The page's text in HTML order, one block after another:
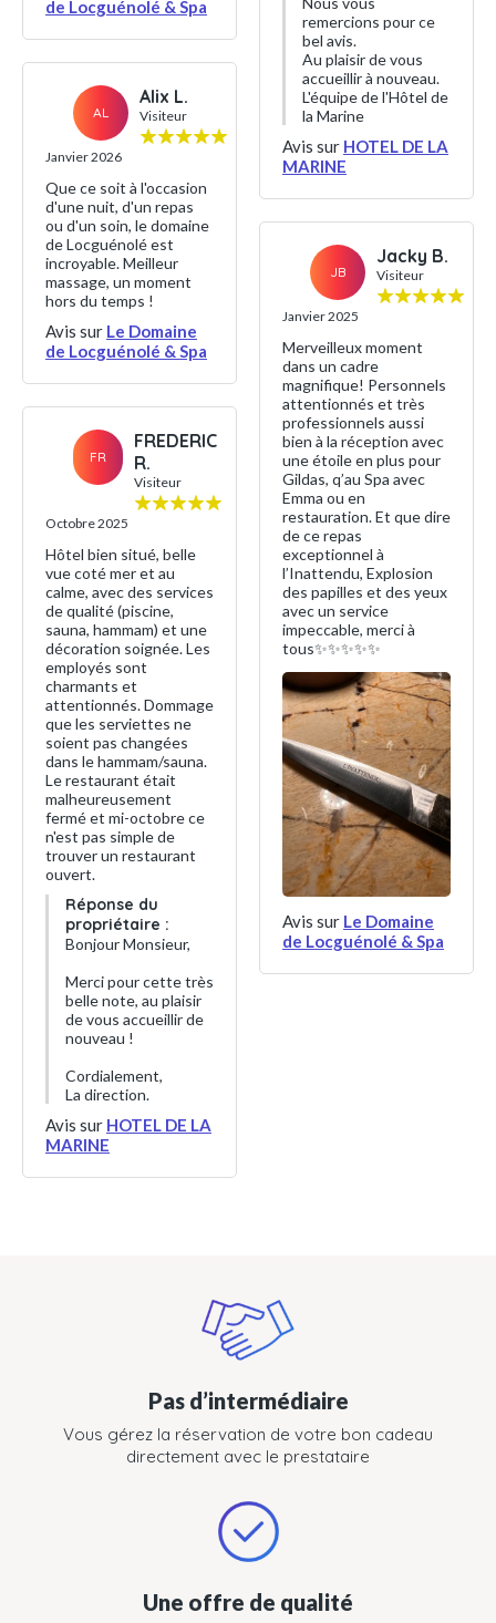
de Locguénolé & Spa
AL
Alix L.
Visiteur
Janvier 2026
Que ce soit à l'occasion
d'une nuit, d'un repas
ou d'un soin, le domaine
de Locguénolé est
incroyable. Meilleur
massage, un moment
hors du temps !
Avis sur Le Domaine
de Locguénolé & Spa
FR
FREDERIC
R.
Visiteur
Octobre 2025
Hôtel bien situé, belle
vue coté mer et au
calme, avec des services
de qualité (piscine,
sauna, hammam) et une
décoration soignée. Les
employés sont
charmants et
attentionnés. Dommage
que les serviettes ne
soient pas changées
dans le hammam/sauna.
Le restaurant était
malheureusement
fermé et mi-octobre ce
n'est pas simple de
trouver un restaurant
ouvert.
Réponse du
propriétaire :
Bonjour Monsieur,
Merci pour cette très
belle note, au plaisir
de vous accueillir de
nouveau !
Cordialement,
La direction.
Avis sur HOTEL DE LA
MARINE
remercions pour ce
bel avis.
Au plaisir de vous
accueillir à nouveau.
L'équipe de l'Hôtel de
la Marine
Avis sur HOTEL DE LA
MARINE
JB
Jacky B.
Visiteur
Janvier 2025
Merveilleux moment
dans un cadre
magnifique! Personnels
attentionnés et très
professionnels aussi
bien à la réception avec
une étoile en plus pour
Gildas, q’au Spa avec
Emma ou en
restauration. Et que dire
de ce repas
exceptionnel à
l’Inattendu, Explosion
des papilles et des yeux
avec un service
impeccable, merci à
tous✨✨✨✨✨
Avis sur Le Domaine
de Locguénolé & Spa
Pas d’intermédiaire
Vous gérez la réservation de votre bon cadeau
directement avec le prestataire
Une offre de qualité